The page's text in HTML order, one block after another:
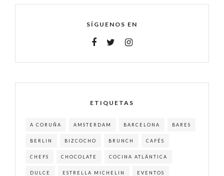
SÍGUENOS EN
ETIQUETAS
A CORUÑA AMSTERDAM BARCELONA BARES
BERLIN BIZCOCHO BRUNCH CAFÉS
CHEFS CHOCOLATE COCINA ATLÁNTICA
DULCE ESTRELLA MICHELIN EVENTOS